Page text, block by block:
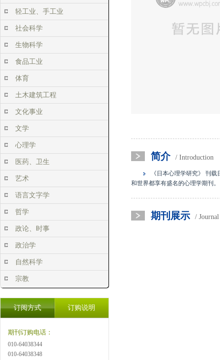
轻工业、手工业
社会科学
生物科学
食品工业
体育
土木建筑工程
文化事业
文学
心理学
医药、卫生
艺术
语言文字学
哲学
政论、时事
政治学
自然科学
宗教
订阅方式 订购说明
期刊订购电话：
010-64038344
010-64038348
简介 / Introduction
《日本心理学研究》 刊
和世界都享有盛名的心理学期刊。
期刊展示 /